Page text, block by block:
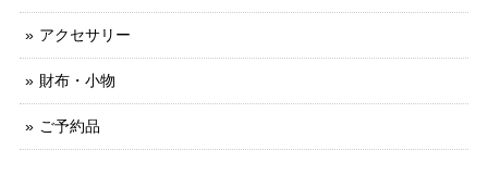
アクセサリー
財布・小物
ご予約品